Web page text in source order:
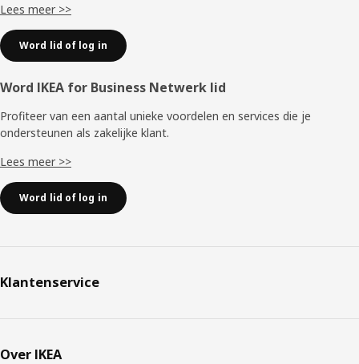
Lees meer >>
Word lid of log in
Word IKEA for Business Netwerk lid
Profiteer van een aantal unieke voordelen en services die je
ondersteunen als zakelijke klant.
Lees meer >>
Word lid of log in
Klantenservice
Over IKEA